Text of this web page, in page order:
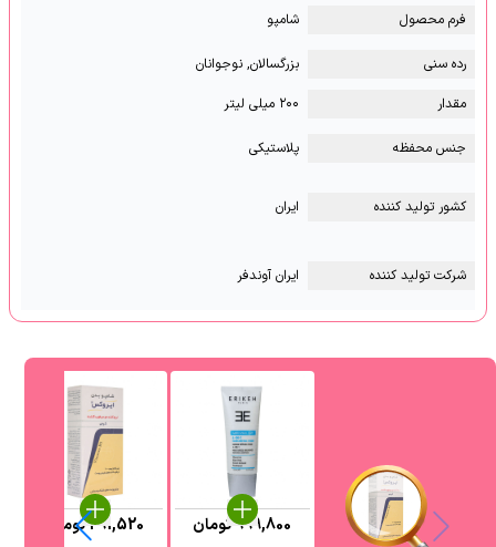
فرم محصول شامپو
رده سنی
بزرگسالان, نوجوانان
مقدار
۲۰۰ میلی لیتر
جنس محفظه پلاستیکی
کشور تولید کننده ایران
شرکت تولید کننده ایران آوندفر
999,800تومان 291,520تومان